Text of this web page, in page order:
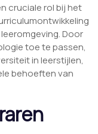
cruciale rol bij het
Door
toe te passen,
in leerstijlen,
behoeften van